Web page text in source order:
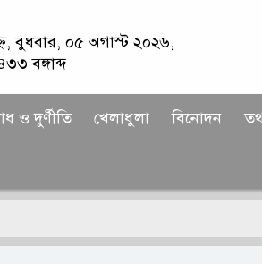
বুধবার, ০৫ অগাস্ট ২০২৬,
বঙ্গাব্দ
ও দুর্ণীতি খেলাধুলা বিনোদন